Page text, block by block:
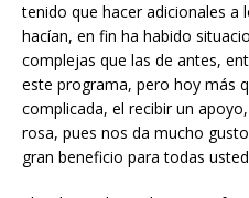
tenido que hacer adicionales a
hacían, en fin ha habido
complejas que las de antes,
este programa, pero hoy más
complicada, el recibir un
rosa, pues nos da mucho
gran beneficio para todas